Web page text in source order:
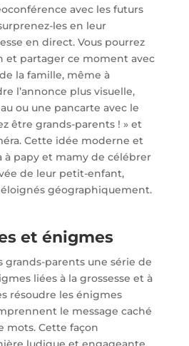
avec les futurs
les en leur
en direct. Vous pourrez
et partager ce moment avec
la famille, même à
l’annonce plus visuelle,
ou une pancarte avec le
être grands-parents ! » et
Cette idée moderne et
à papy et mamy de célébrer
de leur petit-enfant,
géographiquement.
et énigmes
grands-parents une série de
liées à la grossesse et à
résoudre les énigmes
le message caché
mots. Cette façon